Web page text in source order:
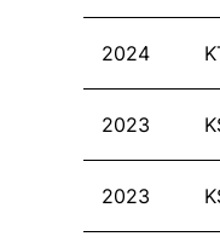
2024
2023
2023